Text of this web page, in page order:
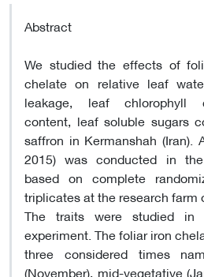
Abstract
We studied the effects of
chelate on relative leaf
leakage, leaf chlorophyll
content, leaf soluble sugars
saffron in Kermanshah (Iran).
2015) was conducted in
based on complete
triplicates at the research farm
The traits were studied
experiment. The foliar iron
three considered times
(November), mid-vegetative